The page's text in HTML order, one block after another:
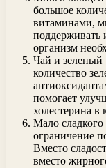
большое
витаминами,
поддерживать
организм
Чай и
количество
помогает
холестерина в
Мало
ограничение
Вместо
вместо